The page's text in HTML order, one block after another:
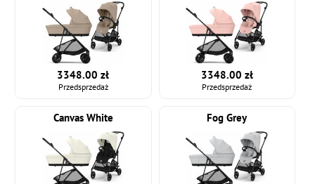
3348.00 zł
Przedsprzedaż
3348.00 zł
Przedsprzedaż
Canvas White Fog Grey